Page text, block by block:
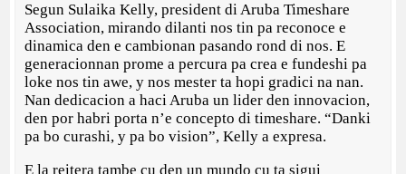
Segun Sulaika Kelly, president di Aruba Timeshare
Association, mirando dilanti nos tin pa reconoce e
dinamica den e cambionan pasando rond di nos. E
generacionnan prome a percura pa crea e fundeshi pa
loke nos tin awe, y nos mester ta hopi gradici na nan.
Nan dedicacion a haci Aruba un lider den innovacion,
den por habri porta n’e concepto di timeshare. “Danki
pa bo curashi, y pa bo vision”, Kelly a expresa.
E la reitera tambe cu den un mundo cu ta sigui